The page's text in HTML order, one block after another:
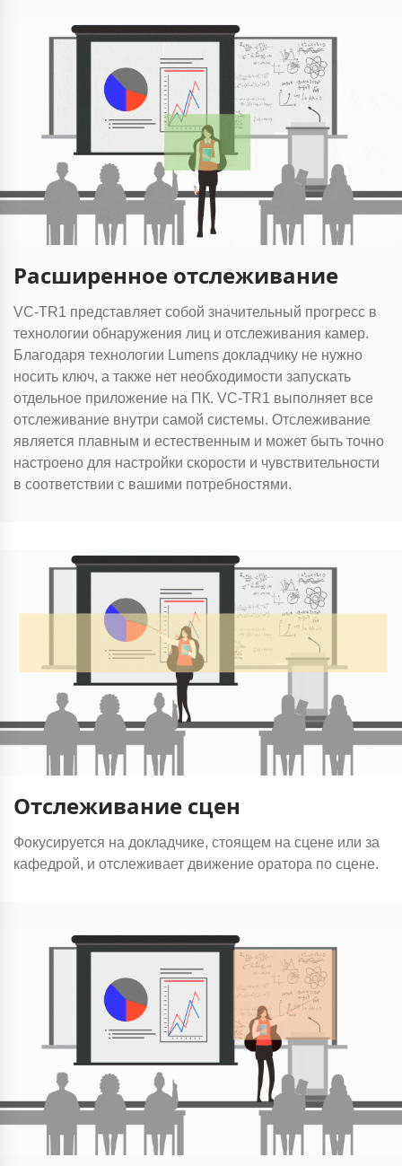
Расширенное отслеживание
VC-TR1 представляет собой значительный прогресс в
технологии обнаружения лиц и отслеживания камер.
Благодаря технологии Lumens докладчику не нужно
носить ключ, а также нет необходимости запускать
отдельное приложение на ПК. VC-TR1 выполняет все
отслеживание внутри самой системы. Отслеживание
является плавным и естественным и может быть точно
настроено для настройки скорости и чувствительности
в соответствии с вашими потребностями.
Отслеживание сцен
Фокусируется на докладчике, стоящем на сцене или за
кафедрой, и отслеживает движение оратора по сцене.